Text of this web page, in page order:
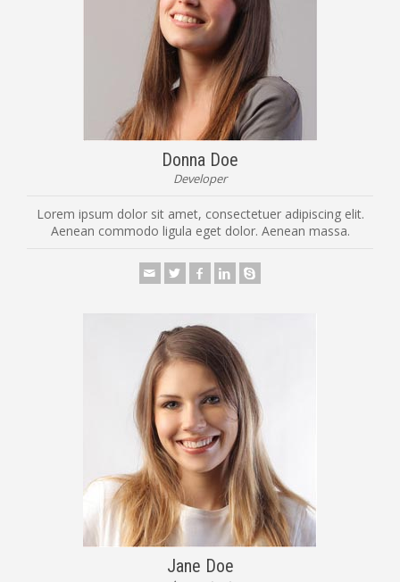
Donna Doe
Developer
Lorem ipsum dolor sit amet, consectetuer adipiscing elit.
Aenean commodo ligula eget dolor. Aenean massa.
Jane Doe